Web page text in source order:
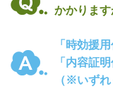
かかります
「時効援
「内容証
（※いず